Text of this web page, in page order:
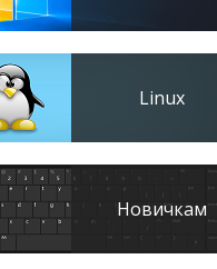
Linux
Новичкам